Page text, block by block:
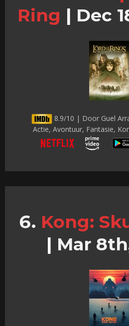
Ring | Dec
8.9/10 | Door Guel
Actie, Avontuur, Fantasie,
Kong:
| Mar